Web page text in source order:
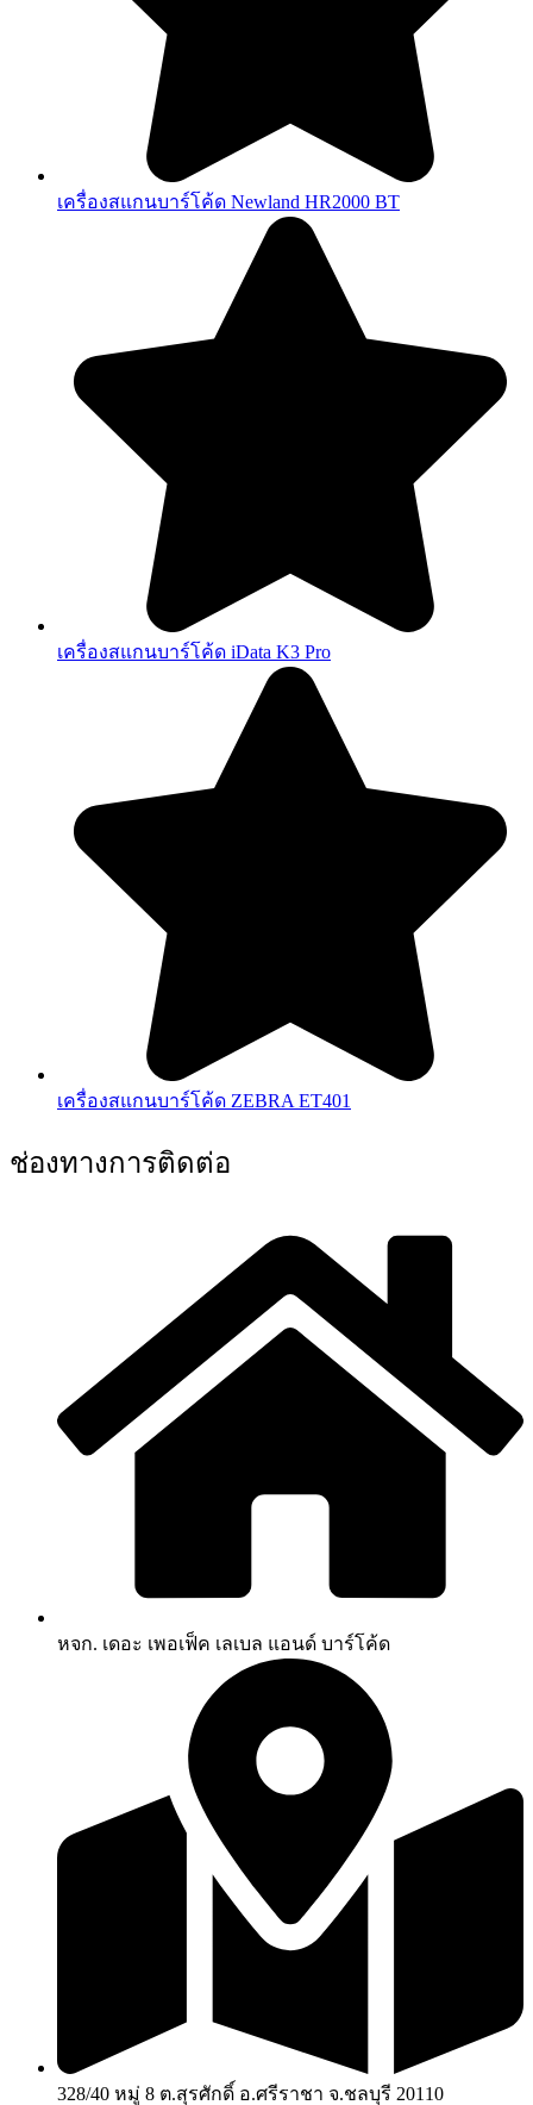
เครื่องสแกนบาร์โค้ด Newland HR2000 BT
เครื่องสแกนบาร์โค้ด iData K3 Pro
เครื่องสแกนบาร์โค้ด ZEBRA ET401
ช่องทางการติดต่อ
หจก. เดอะ เพอเฟ็ค เลเบล แอนด์ บาร์โค้ด
328/40 หมู่ 8 ต.สุรศักดิ์ อ.ศรีราชา จ.ชลบุรี 20110